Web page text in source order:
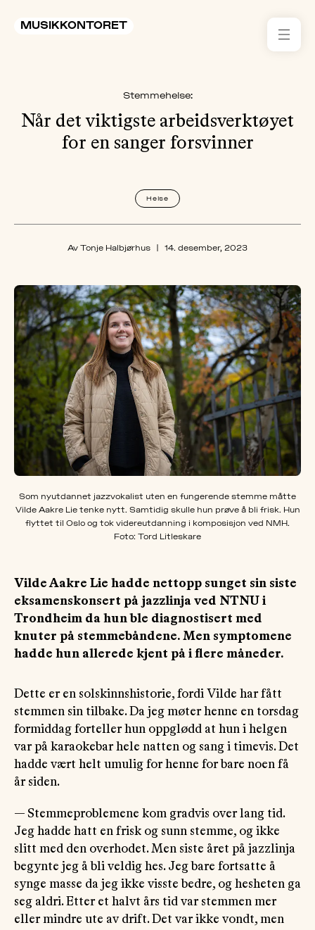
MUSIKKONTORET
OM
Stemmehelse:
Når det viktigste arbeidsverktøyet
for en sanger forsvinner
Helse
Av Tonje Halbjørhus 14. desember, 2023
Som nyutdannet jazzvokalist uten en fungerende stemme måtte
Vilde Aakre Lie tenke nytt. Samtidig skulle hun prøve å bli frisk. Hun
flyttet til Oslo og tok videreutdanning i komposisjon ved NMH.
Foto: Tord Litleskare
Vilde Aakre Lie hadde nettopp sunget sin siste
eksamenskonsert på jazzlinja ved NTNU i
Trondheim da hun ble diagnostisert med
knuter på stemmebåndene. Men symptomene
hadde hun allerede kjent på i flere måneder.
Dette er en solskinnshistorie, fordi Vilde har fått
stemmen sin tilbake. Da jeg møter henne en torsdag
formiddag forteller hun oppglødd at hun i helgen
var på karaokebar hele natten og sang i timevis. Det
hadde vært helt umulig for henne for bare noen få
år siden.
— Stemmeproblemene kom gradvis over lang tid.
Jeg hadde hatt en frisk og sunn stemme, og ikke
slitt med den overhodet. Men siste året på jazzlinja
begynte jeg å bli veldig hes. Jeg bare fortsatte å
synge masse da jeg ikke visste bedre, og hesheten ga
seg aldri. Etter et halvt års tid var stemmen mer
eller mindre ute av drift. Det var ikke vondt, men